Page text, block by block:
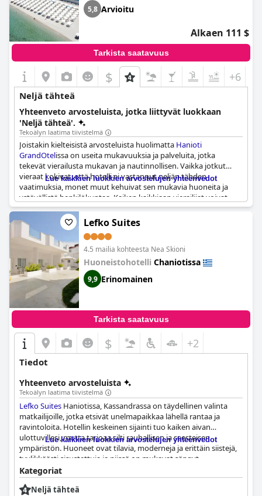
5,8 Arvioitu
Alkaen 111 $
Tarkista saatavuus
$ +6
Neljä tähteä
Yhteenveto arvosteluista, jotka liittyvät luokkaan
'Neljä tähteä'.
Tekoälyn laatima tiivistelmä
Joistakin kielteisistä arvosteluista huolimatta Hanioti
GrandOtelissa on useita mukavuuksia ja palveluita, jotka
tekevät vierailusta mukavan ja nautinnollisen. Vaikka jotkut
vieraat kokivat, että hotelli ei vastannut neljän tähden
vaatimuksia, monet muut kehuivat sen mukavia huoneita ja
ystävällistä henkilökuntaa. Kaiken kaikkiaan vierailijat voivat
odottaa miellyttävää kokemusta tässä hotellissa, jossa muun
muassa uima-allas ja pääsy rannalle lisäävät sen vetovoimaa.
Vaikka tietyillä osa-alueilla onkin parantamisen varaa,
GrandOtelon ehdottomasti harkitsemisen arvoinen kaikille,
jotka etsivät rentouttavaa lomaa kauniissa paikassa.
Lue kaikkien luokkien arvostelujen yhteenvedot
Lefko Suites
4.5 mailia kohteesta Nea Skioni
Huoneistohotelli Chaniotissa
9,9 Erinomainen
Tarkista saatavuus
$ +2
Tiedot
Yhteenveto arvosteluista
Tekoälyn laatima tiivistelmä
Lefko Suites Haniotissa, Kassandrassa on täydellinen valinta
matkailijoille, jotka etsivät unelmapaikkaa lähellä rantaa ja
ravintoloita. Hotellin keskeinen sijainti tuo kaiken aivan
ulottuvillesi, mutta tarjoaa silti rauhallisen ja seesteisen
ympäristön. Huoneet ovat tilavia, moderneja ja erittäin siistejä,
tyylikkäästi sisustettuja ja niissä on mukavat sängyt.
Henkilökunta on poikkeuksellisen ystävällistä ja
ammattitaitoista, aina valmiina tekemään kaikkensa
varmistaakseen, että vierailla on miellyttävä oleskelu. Hotellin
Lue kaikkien luokkien arvostelujen yhteenvedot
Kategoriat
Neljä tähteä